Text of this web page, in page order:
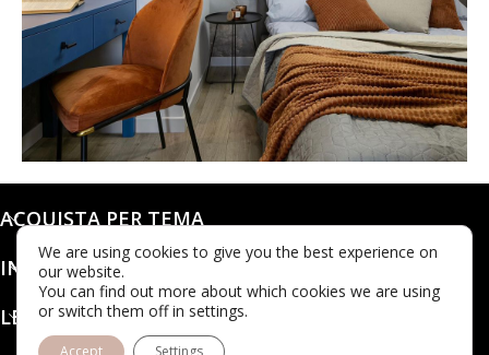
@dashaleo_
ACQUISTA PER TEMA
INFO
LEGALE
We are using cookies to give you the best experience on
our website.
You can find out more about which cookies we are using
or switch them off in settings.
Accept Settings